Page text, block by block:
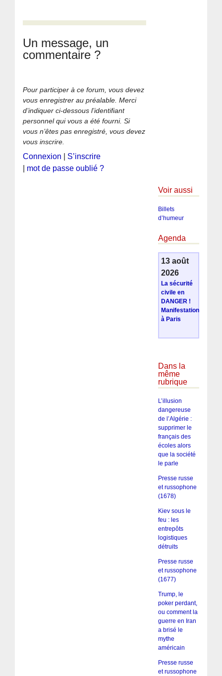
Un message, un
commentaire ?
Pour participer à ce forum, vous devez
vous enregistrer au préalable. Merci
d’indiquer ci-dessous l’identifiant
personnel qui vous a été fourni. Si
vous n’êtes pas enregistré, vous devez
vous inscrire.
Connexion
S’inscrire
mot de passe oublié ?
Voir aussi
Billets
d’humeur
Agenda
13 août
2026
La sécurité
civile en
DANGER !
Manifestation
à Paris
Dans la
même
rubrique
L’illusion
dangereuse
de l’Algérie :
supprimer le
français des
écoles alors
que la société
le parle
Presse russe
et russophone
(1678)
Kiev sous le
feu : les
entrepôts
logistiques
détruits
Presse russe
et russophone
(1677)
Trump, le
poker perdant,
ou comment la
guerre en Iran
a brisé le
mythe
américain
Presse russe
et russophone